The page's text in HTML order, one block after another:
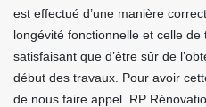
est effectué d’une manière
longévité fonctionnelle et celle de
satisfaisant que d’être sûr de
début des travaux. Pour avoir
de nous faire appel. RP